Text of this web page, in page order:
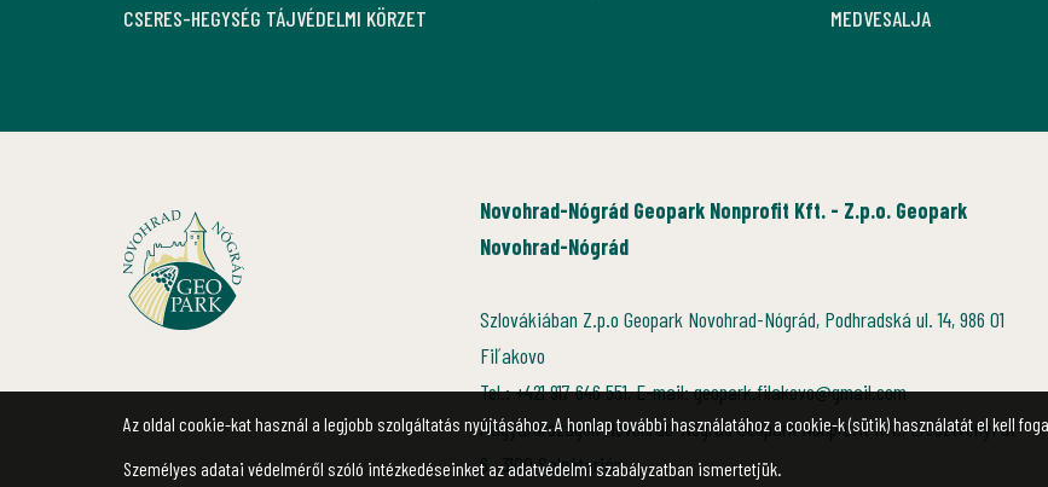
CSERES-HEGYSÉG TÁJVÉDELMI KÖRZET
MEDVESALJA
Novohrad-Nógrád Geopark Nonprofit Kft. - Z.p.o. Geopark
Novohrad-Nógrád
Szlovákiában Z.p.o Geopark Novohrad-Nógrád, Podhradská ul. 14, 986 01
Fiľakovo
Tel.: +421 917 646 551, E-mail: geopark.filakovo@gmail.com
Magyarországon Novohrad-Nógrád Geopark Nonprofit Kft., Eresztvényi út
6., 3100 Salgótarján
Az oldal cookie-kat használ a legjobb szolgáltatás nyújtásához. A honlap további használatához a cookie-k (sütik) használatát el kell
Személyes adatai védelméről szóló intézkedéseinket az adatvédelmi szabályzatban ismertetjük.